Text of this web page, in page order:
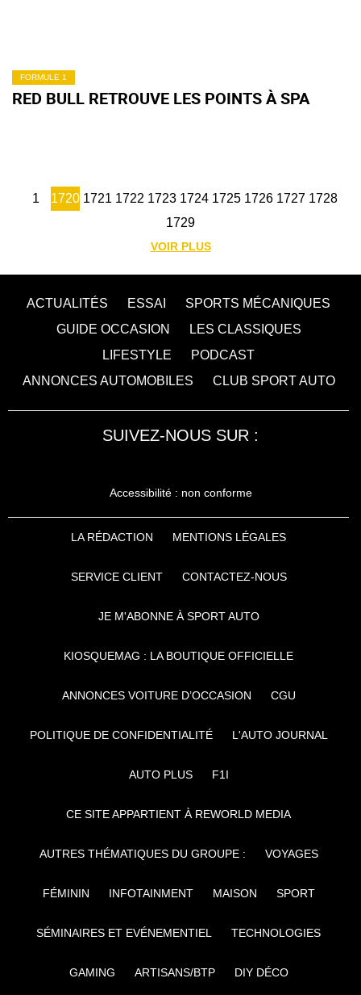
FORMULE 1
RED BULL RETROUVE LES POINTS À SPA
1 1720 1721 1722 1723 1724 1725 1726 1727 1728
1729
VOIR PLUS
ACTUALITÉS ESSAI
SPORTS MÉCANIQUES
GUIDE OCCASION
LES CLASSIQUES
LIFESTYLE
PODCAST
ANNONCES AUTOMOBILES
CLUB SPORT AUTO
SUIVEZ-NOUS SUR :
Accessibilité : non conforme
LA RÉDACTION MENTIONS LÉGALES
SERVICE CLIENT CONTACTEZ-NOUS
JE M'ABONNE À SPORT AUTO
KIOSQUEMAG : LA BOUTIQUE OFFICIELLE
ANNONCES VOITURE D’OCCASION CGU
POLITIQUE DE CONFIDENTIALITÉ L'AUTO JOURNAL
AUTO PLUS F1I
CE SITE APPARTIENT À REWORLD MEDIA
AUTRES THÉMATIQUES DU GROUPE : VOYAGES
FÉMININ INFOTAINMENT MAISON SPORT
SÉMINAIRES ET EVÉNEMENTIEL TECHNOLOGIES
GAMING ARTISANS/BTP DIY DÉCO